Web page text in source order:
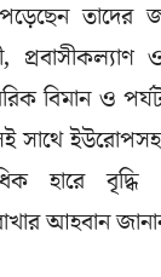
তাদের
বিমান ও
সাথে
হারে বৃদ্ধি
আহবান